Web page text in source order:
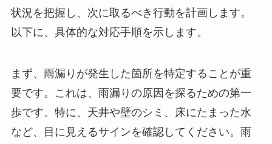
状況を把握し、次に取るべき行動を計画します。
以下に、具体的な対応手順を示します。
まず、雨漏りが発生した箇所を特定することが重
要です。これは、雨漏りの原因を探るための第一
歩です。特に、天井や壁のシミ、床にたまった水
など、目に見えるサインを確認してください。雨